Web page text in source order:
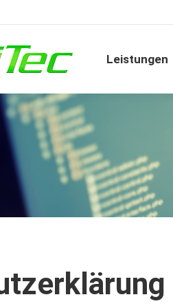
Leistungen
Leistungen